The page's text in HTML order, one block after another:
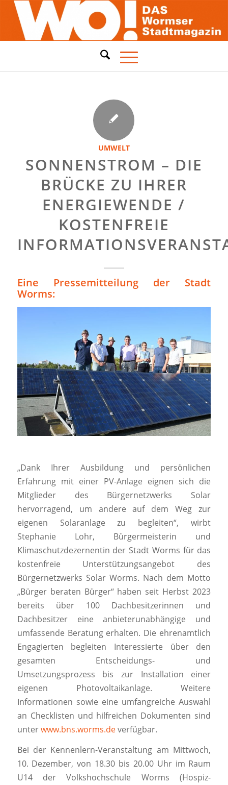
UMWELT
SONNENSTROM – DIE
BRÜCKE ZU IHRER
ENERGIEWENDE /
KOSTENFREIE
Eine Pressemitteilung der Stadt
Worms:
„Dank Ihrer Ausbildung und persönlichen
Erfahrung mit einer PV-Anlage eignen sich die
Mitglieder des Bürgernetzwerks Solar
hervorragend, um andere auf dem Weg zur
eigenen Solaranlage zu begleiten“, wirbt
Stephanie Lohr, Bürgermeisterin und
Klimaschutzdezernentin der Stadt Worms für das
kostenfreie Unterstützungsangebot des
Bürgernetzwerks Solar Worms. Nach dem Motto
„Bürger beraten Bürger“ haben seit Herbst 2023
bereits über 100 Dachbesitzerinnen und
Dachbesitzer eine anbieterunabhängige und
umfassende Beratung erhalten. Die ehrenamtlich
Engagierten begleiten Interessierte über den
gesamten Entscheidungs- und
Umsetzungsprozess bis zur Installation einer
eigenen Photovoltaikanlage. Weitere
Informationen sowie eine umfangreiche Auswahl
an Checklisten und hilfreichen Dokumenten sind
unterwww.bns.worms.deverfügbar.
Bei der Kennenlern-Veranstaltung am Mittwoch,
10. Dezember, von 18.30 bis 20.00 Uhr im Raum
U14 der Volkshochschule Worms (Hospiz-